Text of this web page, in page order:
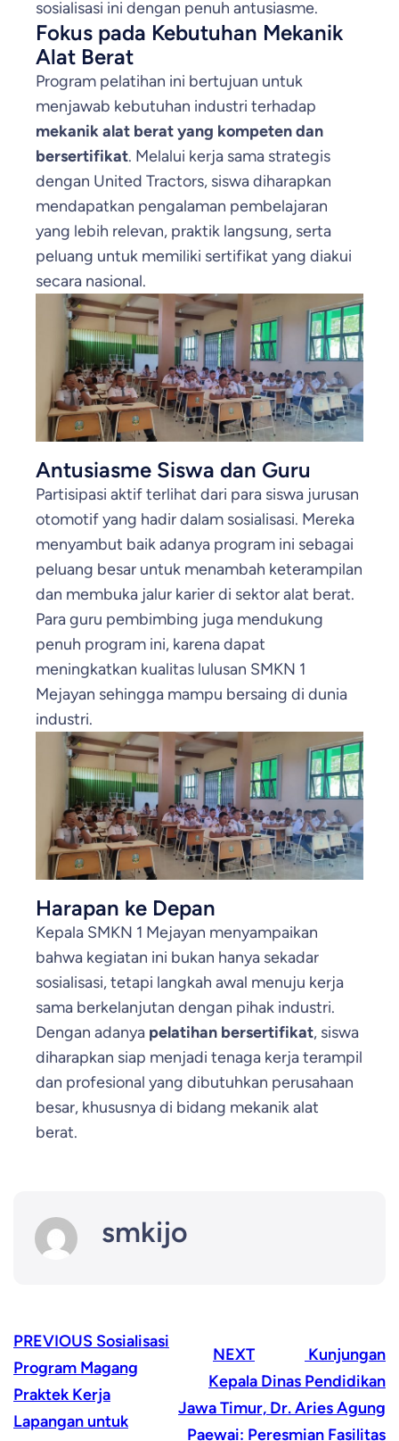
sosialisasi ini dengan penuh antusiasme.
Fokus pada Kebutuhan Mekanik
Alat Berat
Program pelatihan ini bertujuan untuk
menjawab kebutuhan industri terhadap
mekanik alat berat yang kompeten dan
bersertifikat. Melalui kerja sama strategis
dengan United Tractors, siswa diharapkan
mendapatkan pengalaman pembelajaran
yang lebih relevan, praktik langsung, serta
peluang untuk memiliki sertifikat yang diakui
secara nasional.
Antusiasme Siswa dan Guru
Partisipasi aktif terlihat dari para siswa jurusan
otomotif yang hadir dalam sosialisasi. Mereka
menyambut baik adanya program ini sebagai
peluang besar untuk menambah keterampilan
dan membuka jalur karier di sektor alat berat.
Para guru pembimbing juga mendukung
penuh program ini, karena dapat
meningkatkan kualitas lulusan SMKN 1
Mejayan sehingga mampu bersaing di dunia
industri.
Harapan ke Depan
Kepala SMKN 1 Mejayan menyampaikan
bahwa kegiatan ini bukan hanya sekadar
sosialisasi, tetapi langkah awal menuju kerja
sama berkelanjutan dengan pihak industri.
Dengan adanya pelatihan bersertifikat, siswa
diharapkan siap menjadi tenaga kerja terampil
dan profesional yang dibutuhkan perusahaan
besar, khususnya di bidang mekanik alat
berat.
smkijo
PREVIOUS Sosialisasi
Program Magang
Praktek Kerja
Lapangan untuk
NEXT
Kunjungan
Kepala Dinas Pendidikan
Jawa Timur, Dr. Aries Agung
Paewai: Peresmian Fasilitas